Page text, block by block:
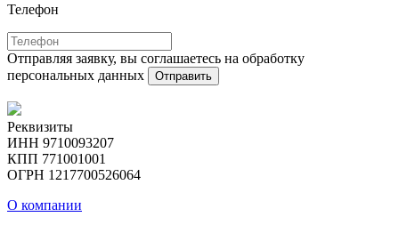
Телефон
Отправляя заявку, вы соглашаетесь на обработку
персональных данных
Отправить
Реквизиты
ИНН 9710093207
КПП 771001001
ОГРН 1217700526064
О компании